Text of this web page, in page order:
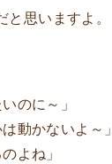
思いますよ。
のに～」
動かないよ～」
よね」